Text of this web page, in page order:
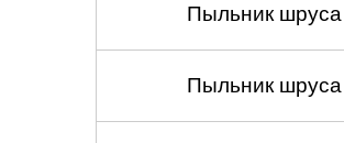
Пыльник
Пыльник шруса